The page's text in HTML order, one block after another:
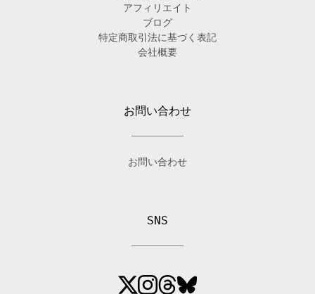
アフィリエイト
ブログ
特定商取引法に基づく表記
会社概要
お問い合わせ
お問い合わせ
SNS